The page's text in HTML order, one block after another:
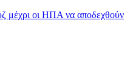
μέχρι οι ΗΠΑ να αποδεχθούν